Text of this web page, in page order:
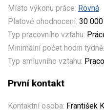
Místo výkonu práce: Rovná
Platové ohodnocení: 30
Typ pracovního vztahu:
Minimální počet hodin týdně:
Typ smluvního vztahu:
První kontakt
Kontaktní osoba: František